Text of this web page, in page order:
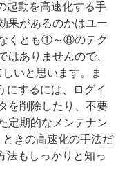
起動を高速化する手
果があるのかはユー
くとも①～⑧のテク
はありませんので、
いと思います。ま
にするには、ログイ
を削除したり、不要
定期的なメンテナン
きの高速化の手法だ
法もしっかりと知っ